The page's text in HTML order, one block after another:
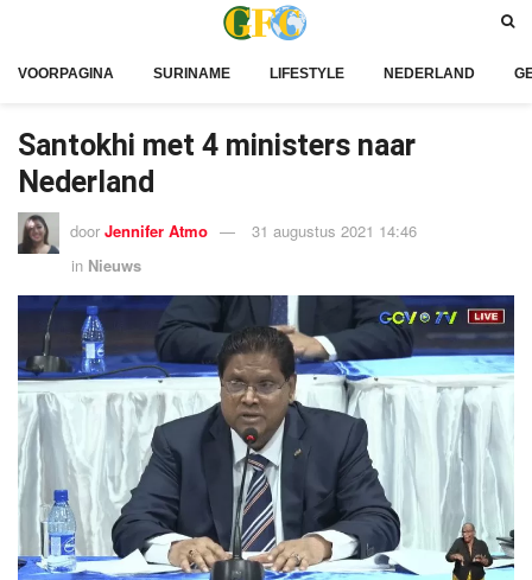
VOORPAGINA SURINAME LIFESTYLE NEDERLAND
Santokhi met 4 ministers naar
Nederland
door Jennifer Atmo
31 augustus 2021 14:46
in Nieuws